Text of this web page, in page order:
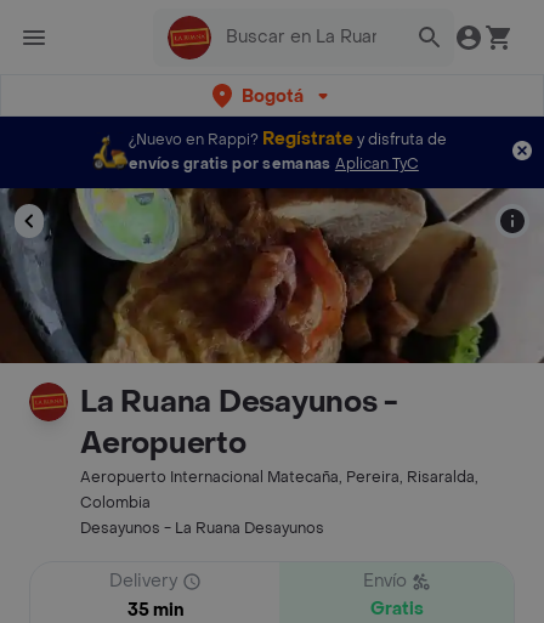
Bogotá
¿Nuevo en Rappi? Regístratey disfruta de
envíos gratis por semanas Aplican TyC
La Ruana Desayunos -
Aeropuerto
Aeropuerto Internacional Matecaña, Pereira, Risaralda,
Colombia
Desayunos - La Ruana Desayunos
Delivery
35 min
Envío
Gratis